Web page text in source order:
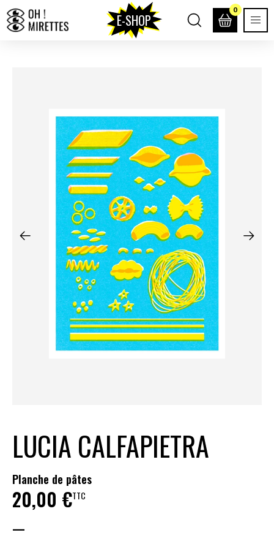
E-SHOP
0
LUCIA CALFAPIETRA
Planche de pâtes
20,00 €TTC
—